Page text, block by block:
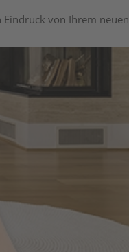
Eindruck von Ihrem neuen